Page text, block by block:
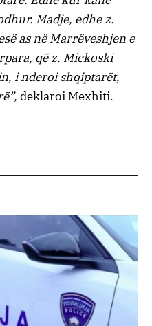
Madje, edhe z.
as në Marrëveshjen e
që z. Mickoski
i nderoi shqiptarët,
deklaroi Mexhiti.